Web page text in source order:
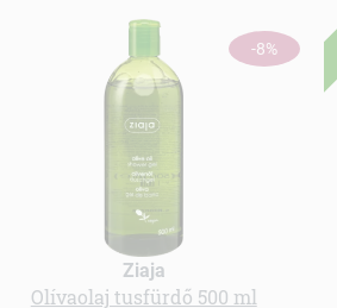
-8%
Ziaja
Olívaolaj tusfürdő 500 ml